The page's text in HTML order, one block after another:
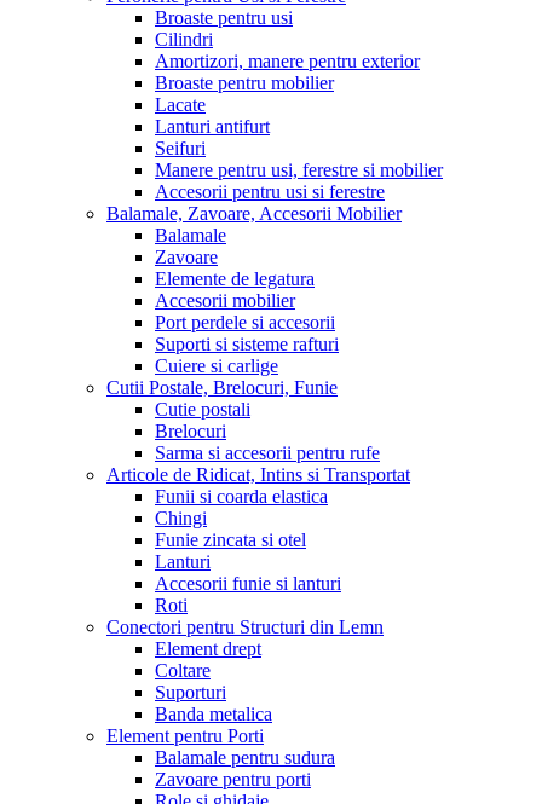
Broaste pentru usi
Cilindri
Amortizori, manere pentru exterior
Broaste pentru mobilier
Lacate
Lanturi antifurt
Seifuri
Manere pentru usi, ferestre si mobilier
Accesorii pentru usi si ferestre
Balamale, Zavoare, Accesorii Mobilier
Balamale
Zavoare
Elemente de legatura
Accesorii mobilier
Port perdele si accesorii
Suporti si sisteme rafturi
Cuiere si carlige
Cutii Postale, Brelocuri, Funie
Cutie postali
Brelocuri
Sarma si accesorii pentru rufe
Articole de Ridicat, Intins si Transportat
Funii si coarda elastica
Chingi
Funie zincata si otel
Lanturi
Accesorii funie si lanturi
Roti
Conectori pentru Structuri din Lemn
Element drept
Coltare
Suporturi
Banda metalica
Element pentru Porti
Balamale pentru sudura
Zavoare pentru porti